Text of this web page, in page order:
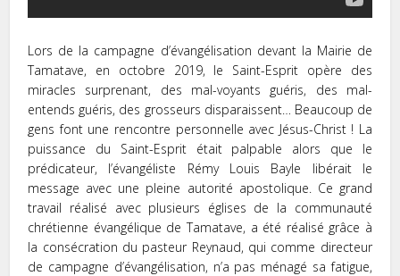
Lors de la campagne d’évangélisation devant la Mairie de
Tamatave, en octobre 2019, le Saint-Esprit opère des
miracles surprenant, des mal-voyants guéris, des mal-
entends guéris, des grosseurs disparaissent… Beaucoup de
gens font une rencontre personnelle avec Jésus-Christ ! La
puissance du Saint-Esprit était palpable alors que le
prédicateur, l’évangéliste Rémy Louis Bayle libérait le
message avec une pleine autorité apostolique. Ce grand
travail réalisé avec plusieurs églises de la communauté
chrétienne évangélique de Tamatave, a été réalisé grâce à
la consécration du pasteur Reynaud, qui comme directeur
de campagne d’évangélisation, n’a pas ménagé sa fatigue,